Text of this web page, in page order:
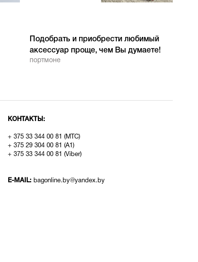
Подобрать и приобрести любимый
аксессуар проще, чем Вы думаете!
портмоне
КОНТАКТЫ:
+ 375 33 344 00 81 (МТС)
+ 375 29 304 00 81 (A1)
+ 375 33 344 00 81 (Viber)
E-MAIL: bagonline.by@yandex.by